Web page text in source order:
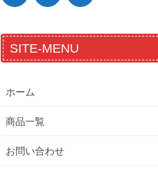
SITE-MENU
ホーム
商品一覧
お問い合わせ